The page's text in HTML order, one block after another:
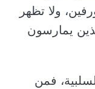
ولا تظهر
يمارسون
فمن